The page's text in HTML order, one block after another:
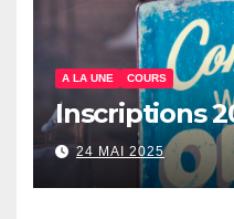
A LA UNE COURS
Inscriptions
24 MAI 2025